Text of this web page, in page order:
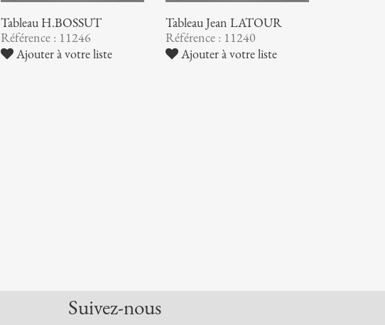
Tableau H.BOSSUT
Référence : 11246
Ajouter à votre liste
Tableau Jean LATOUR
Référence : 11240
Ajouter à votre liste
Suivez-nous